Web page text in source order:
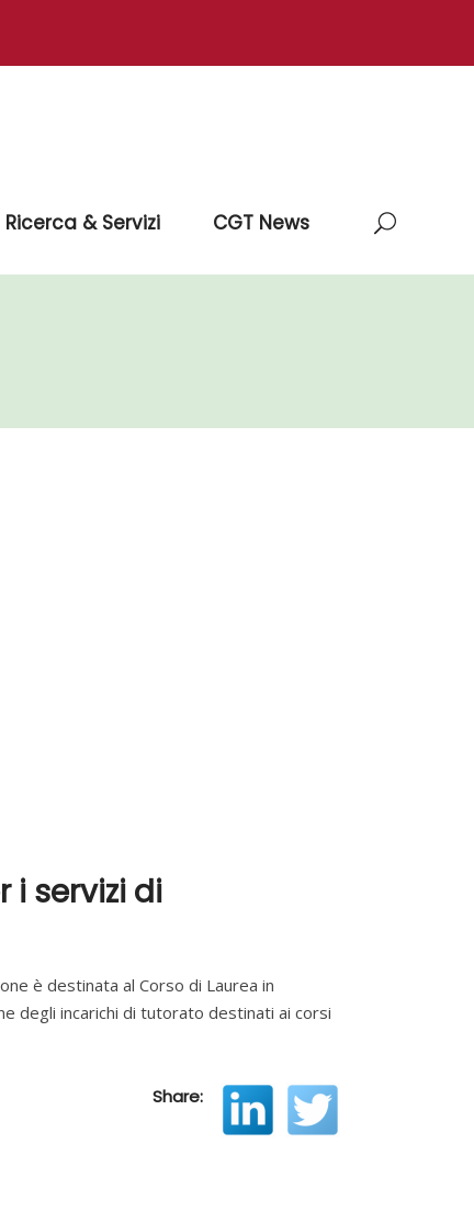
Ricerca & Servizi CGT News
i servizi di
è destinata al Corso di Laurea in
degli incarichi di tutorato destinati ai corsi
Share: